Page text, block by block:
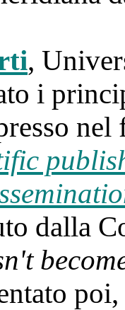
,
i
dalla